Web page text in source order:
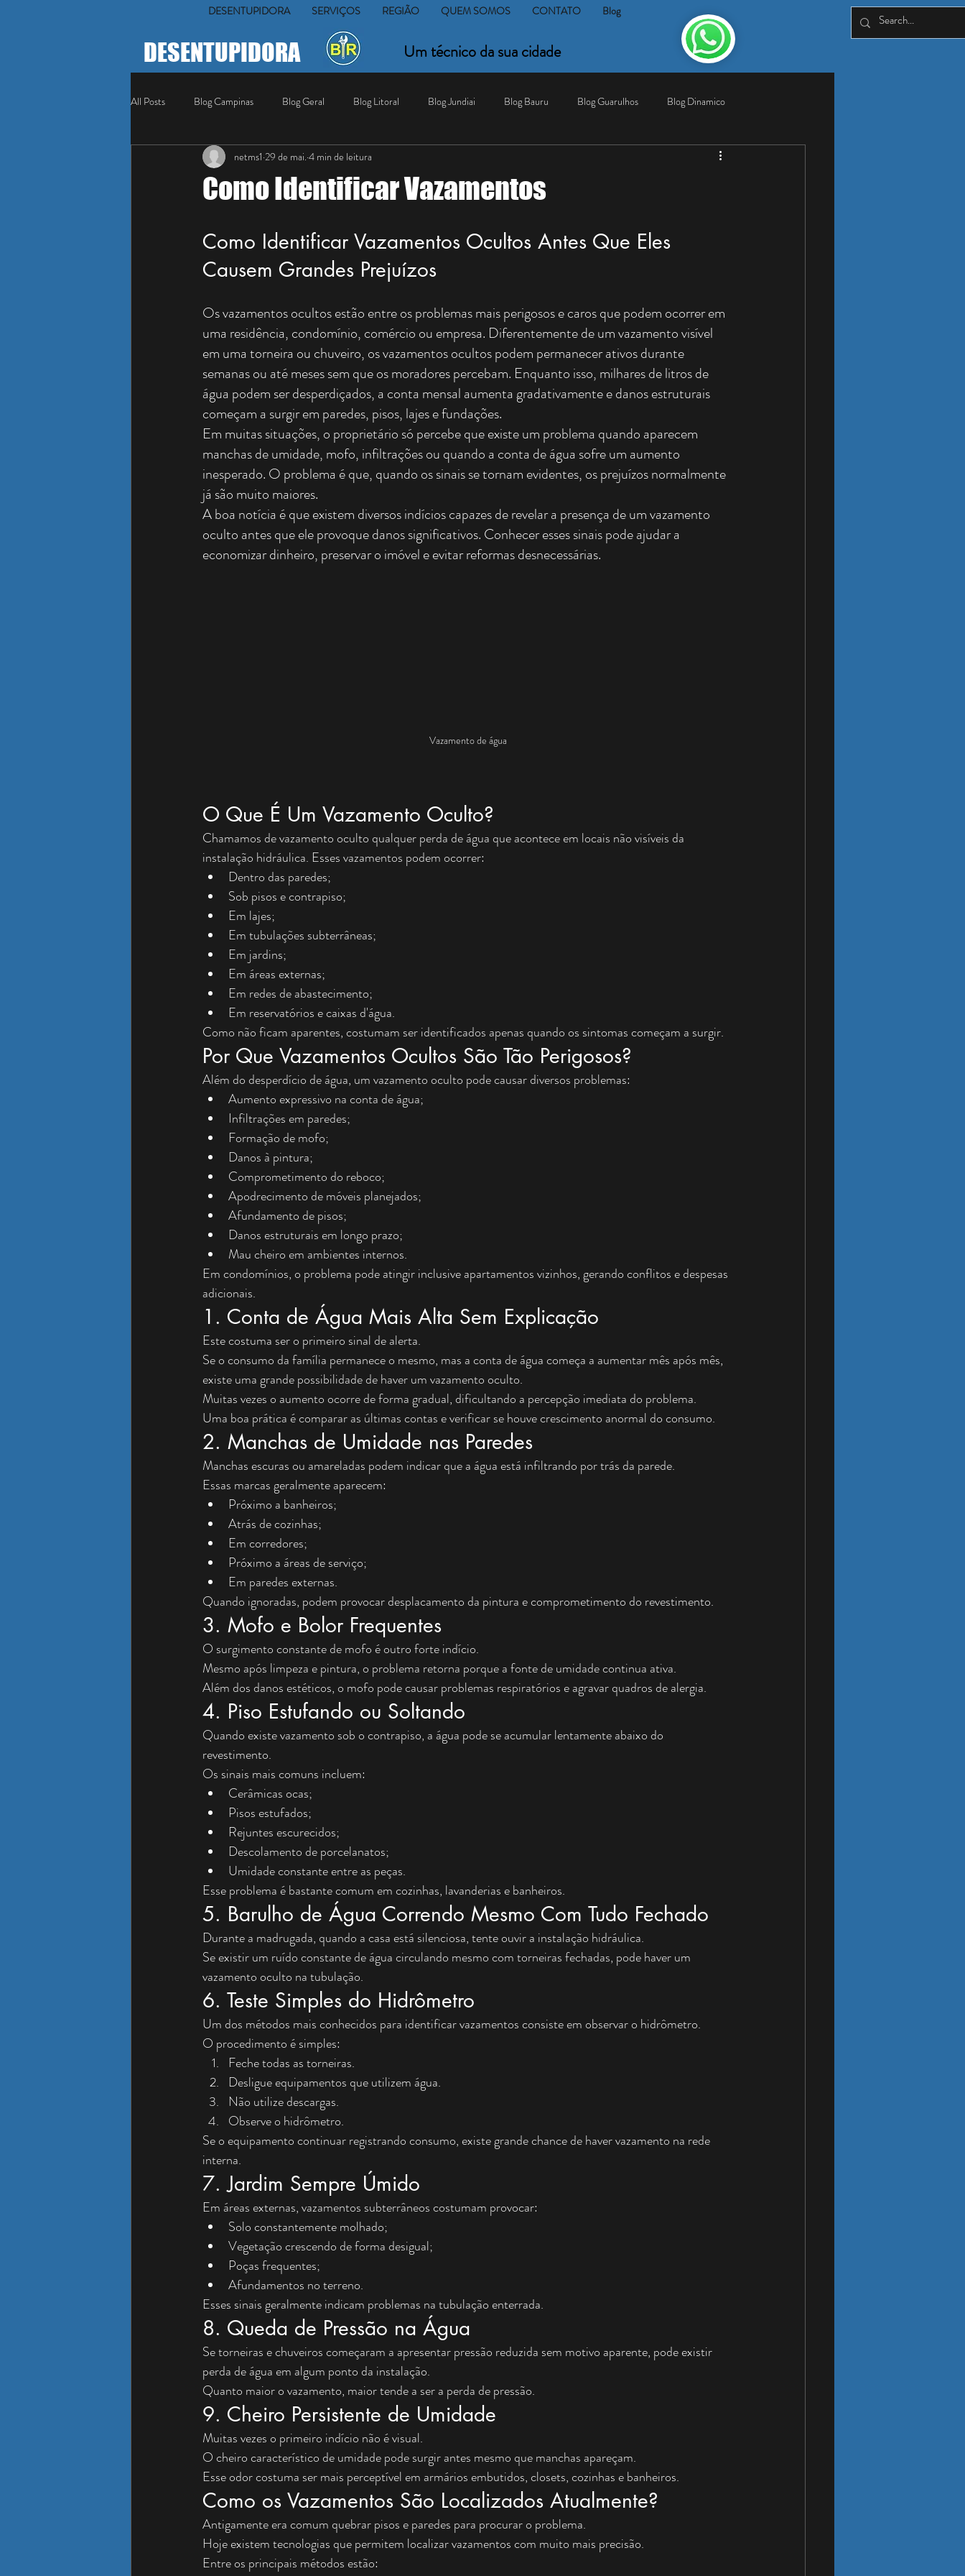
DESENTUPIDORA SERVIÇOS REGIÃO QUEM SOMOS CONTATO Blog
DESENTUPIDORA Um técnico da sua cidade
All Posts Blog Campinas Blog Geral Blog Litoral Blog Jundiai Blog Bauru Blog Guarulhos Blog Dinamico
Como Identificar Vazamentos
netms1 29 de mai. 4 min de leitura
Como Identificar Vazamentos Ocultos Antes Que Eles
Causem Grandes Prejuízos
Os vazamentos ocultos estão entre os problemas mais perigosos e caros que podem ocorrer em
uma residência, condomínio, comércio ou empresa. Diferentemente de um vazamento visível
em uma torneira ou chuveiro, os vazamentos ocultos podem permanecer ativos durante
semanas ou até meses sem que os moradores percebam. Enquanto isso, milhares de litros de
água podem ser desperdiçados, a conta mensal aumenta gradativamente e danos estruturais
começam a surgir em paredes, pisos, lajes e fundações.
Em muitas situações, o proprietário só percebe que existe um problema quando aparecem
manchas de umidade, mofo, infiltrações ou quando a conta de água sofre um aumento
inesperado. O problema é que, quando os sinais se tornam evidentes, os prejuízos normalmente
já são muito maiores.
A boa notícia é que existem diversos indícios capazes de revelar a presença de um vazamento
oculto antes que ele provoque danos significativos. Conhecer esses sinais pode ajudar a
economizar dinheiro, preservar o imóvel e evitar reformas desnecessárias.
Vazamento de água
O Que É Um Vazamento Oculto?
Chamamos de vazamento oculto qualquer perda de água que acontece em locais não visíveis da
instalação hidráulica. Esses vazamentos podem ocorrer:
Dentro das paredes;
Sob pisos e contrapiso;
Em lajes;
Em tubulações subterrâneas;
Em jardins;
Em áreas externas;
Em redes de abastecimento;
Em reservatórios e caixas d'água.
Como não ficam aparentes, costumam ser identificados apenas quando os sintomas começam a surgir.
Por Que Vazamentos Ocultos São Tão Perigosos?
Além do desperdício de água, um vazamento oculto pode causar diversos problemas:
Aumento expressivo na conta de água;
Infiltrações em paredes;
Formação de mofo;
Danos à pintura;
Comprometimento do reboco;
Apodrecimento de móveis planejados;
Afundamento de pisos;
Danos estruturais em longo prazo;
Mau cheiro em ambientes internos.
Em condomínios, o problema pode atingir inclusive apartamentos vizinhos, gerando conflitos e despesas
adicionais.
1. Conta de Água Mais Alta Sem Explicação
Este costuma ser o primeiro sinal de alerta.
Se o consumo da família permanece o mesmo, mas a conta de água começa a aumentar mês após mês,
existe uma grande possibilidade de haver um vazamento oculto.
Muitas vezes o aumento ocorre de forma gradual, dificultando a percepção imediata do problema.
Uma boa prática é comparar as últimas contas e verificar se houve crescimento anormal do consumo.
2. Manchas de Umidade nas Paredes
Manchas escuras ou amareladas podem indicar que a água está infiltrando por trás da parede.
Essas marcas geralmente aparecem:
Próximo a banheiros;
Atrás de cozinhas;
Em corredores;
Próximo a áreas de serviço;
Em paredes externas.
Quando ignoradas, podem provocar desplacamento da pintura e comprometimento do revestimento.
3. Mofo e Bolor Frequentes
O surgimento constante de mofo é outro forte indício.
Mesmo após limpeza e pintura, o problema retorna porque a fonte de umidade continua ativa.
Além dos danos estéticos, o mofo pode causar problemas respiratórios e agravar quadros de alergia.
4. Piso Estufando ou Soltando
Quando existe vazamento sob o contrapiso, a água pode se acumular lentamente abaixo do
revestimento.
Os sinais mais comuns incluem:
Cerâmicas ocas;
Pisos estufados;
Rejuntes escurecidos;
Descolamento de porcelanatos;
Umidade constante entre as peças.
Esse problema é bastante comum em cozinhas, lavanderias e banheiros.
5. Barulho de Água Correndo Mesmo Com Tudo Fechado
Durante a madrugada, quando a casa está silenciosa, tente ouvir a instalação hidráulica.
Se existir um ruído constante de água circulando mesmo com torneiras fechadas, pode haver um
vazamento oculto na tubulação.
6. Teste Simples do Hidrômetro
Um dos métodos mais conhecidos para identificar vazamentos consiste em observar o hidrômetro.
O procedimento é simples:
Feche todas as torneiras.
Desligue equipamentos que utilizem água.
Não utilize descargas.
Observe o hidrômetro.
Se o equipamento continuar registrando consumo, existe grande chance de haver vazamento na rede
interna.
7. Jardim Sempre Úmido
Em áreas externas, vazamentos subterrâneos costumam provocar:
Solo constantemente molhado;
Vegetação crescendo de forma desigual;
Poças frequentes;
Afundamentos no terreno.
Esses sinais geralmente indicam problemas na tubulação enterrada.
8. Queda de Pressão na Água
Se torneiras e chuveiros começaram a apresentar pressão reduzida sem motivo aparente, pode existir
perda de água em algum ponto da instalação.
Quanto maior o vazamento, maior tende a ser a perda de pressão.
9. Cheiro Persistente de Umidade
Muitas vezes o primeiro indício não é visual.
O cheiro característico de umidade pode surgir antes mesmo que manchas apareçam.
Esse odor costuma ser mais perceptível em armários embutidos, closets, cozinhas e banheiros.
Como os Vazamentos São Localizados Atualmente?
Antigamente era comum quebrar pisos e paredes para procurar o problema.
Hoje existem tecnologias que permitem localizar vazamentos com muito mais precisão.
Entre os principais métodos estão: